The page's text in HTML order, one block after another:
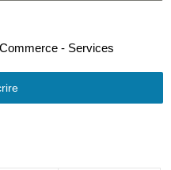
- Services